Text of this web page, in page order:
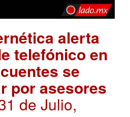
alerta
telefónico en
se
por asesores
de Julio,